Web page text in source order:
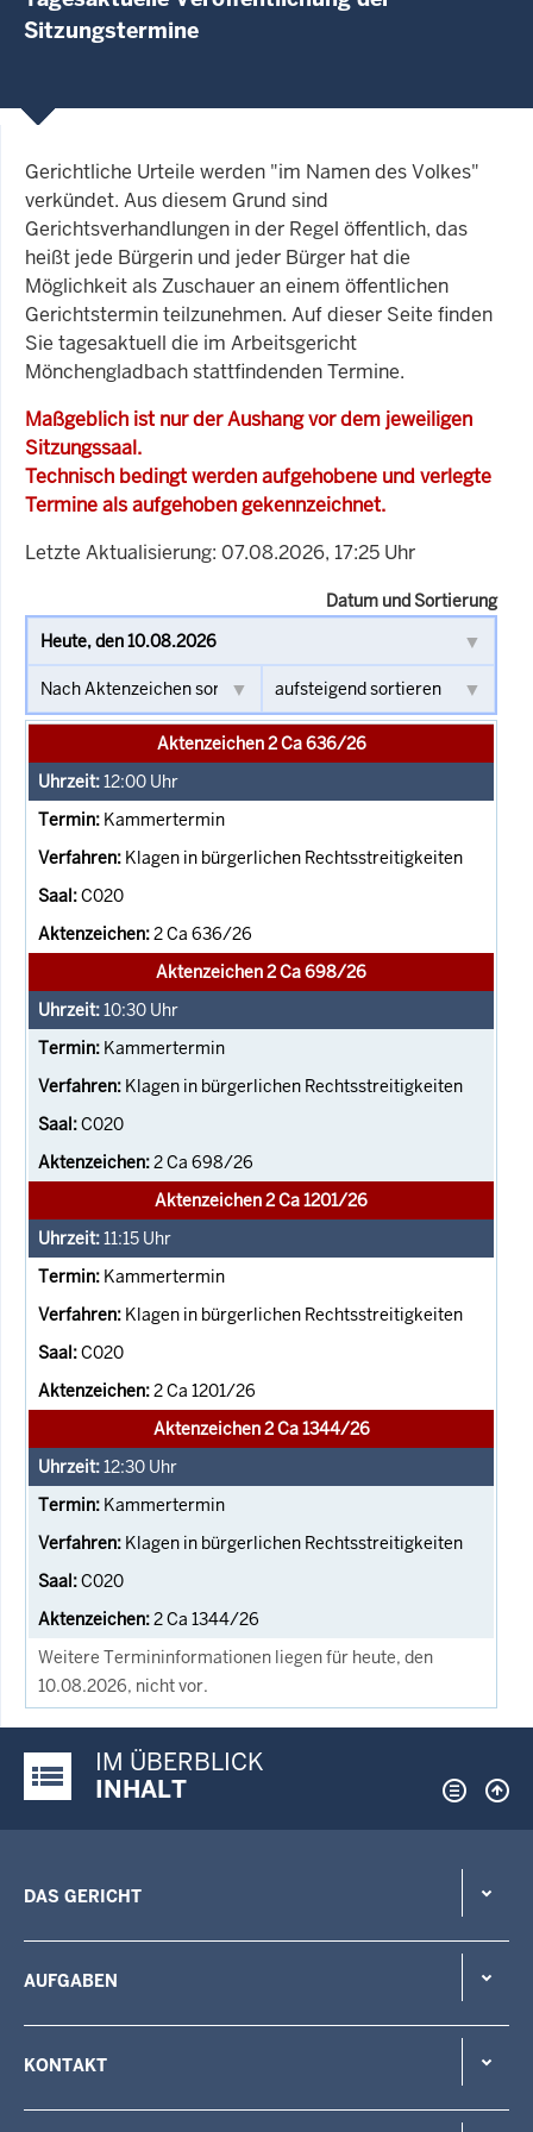
Sitzungstermine
Gerichtliche Urteile werden "im Namen des Volkes"
verkündet. Aus diesem Grund sind
Gerichtsverhandlungen in der Regel öffentlich, das
heißt jede Bürgerin und jeder Bürger hat die
Möglichkeit als Zuschauer an einem öffentlichen
Gerichtstermin teilzunehmen. Auf dieser Seite finden
Sie tagesaktuell die im Arbeitsgericht
Mönchengladbach stattfindenden Termine.
Maßgeblich ist nur der Aushang vor dem jeweiligen
Sitzungssaal.
Technisch bedingt werden aufgehobene und verlegte
Termine als aufgehoben gekennzeichnet.
Letzte Aktualisierung: 07.08.2026, 17:25 Uhr
Datum und Sortierung
Aktenzeichen 2 Ca 636/26
12:00 Uhr
Kammertermin
Klagen in bürgerlichen Rechtsstreitigkeiten
C020
2 Ca 636/26
Aktenzeichen 2 Ca 698/26
10:30 Uhr
Kammertermin
Klagen in bürgerlichen Rechtsstreitigkeiten
C020
2 Ca 698/26
Aktenzeichen 2 Ca 1201/26
11:15 Uhr
Kammertermin
Klagen in bürgerlichen Rechtsstreitigkeiten
C020
2 Ca 1201/26
Aktenzeichen 2 Ca 1344/26
12:30 Uhr
Kammertermin
Klagen in bürgerlichen Rechtsstreitigkeiten
C020
2 Ca 1344/26
Weitere Termininformationen liegen für heute, den
10.08.2026, nicht vor.
Justiz-Portal im Überblick:
IM ÜBERBLICK
INHALT
DAS GERICHT
AUFGABEN
KONTAKT